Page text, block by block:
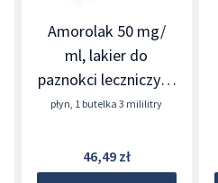
Amorolak 50 mg/
ml, lakier do
paznokci leczniczy, 3
ml
płyn, 1 butelka 3 mililitry
46,49 zł